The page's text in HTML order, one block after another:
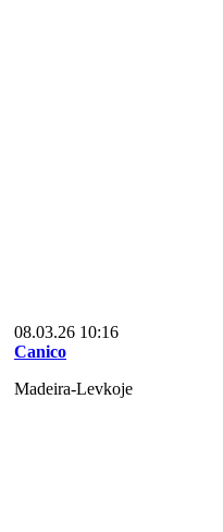
08.03.26 10:16
Canico
Madeira-Levkoje